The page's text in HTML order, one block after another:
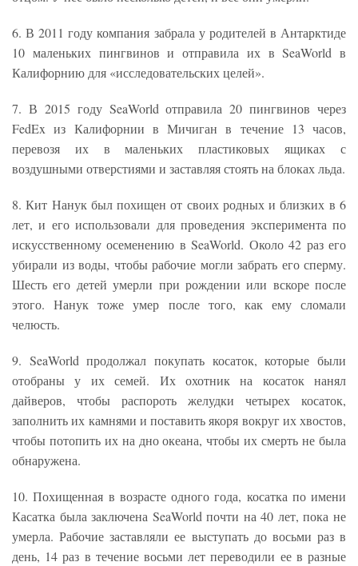
6. В 2011 году компания забрала у родителей в Антарктиде
10 маленьких пингвинов и отправила их в SeaWorld в
Калифорнию для «исследовательских целей».
7. В 2015 году SeaWorld отправила 20 пингвинов через
FedEx из Калифорнии в Мичиган в течение 13 часов,
перевозя их в маленьких пластиковых ящиках с
воздушными отверстиями и заставляя стоять на блоках льда.
8. Кит Нанук был похищен от своих родных и близких в 6
лет, и его использовали для проведения эксперимента по
искусственному осеменению в SeaWorld. Около 42 раз его
убирали из воды, чтобы рабочие могли забрать его сперму.
Шесть его детей умерли при рождении или вскоре после
этого. Нанук тоже умер после того, как ему сломали
челюсть.
9. SeaWorld продолжал покупать косаток, которые были
отобраны у их семей. Их охотник на косаток нанял
дайверов, чтобы распороть желудки четырех косаток,
заполнить их камнями и поставить якоря вокруг их хвостов,
чтобы потопить их на дно океана, чтобы их смерть не была
обнаружена.
10. Похищенная в возрасте одного года, косатка по имени
Касатка была заключена SeaWorld почти на 40 лет, пока не
умерла. Рабочие заставляли ее выступать до восьми раз в
день, 14 раз в течение восьми лет переводили ее в разные